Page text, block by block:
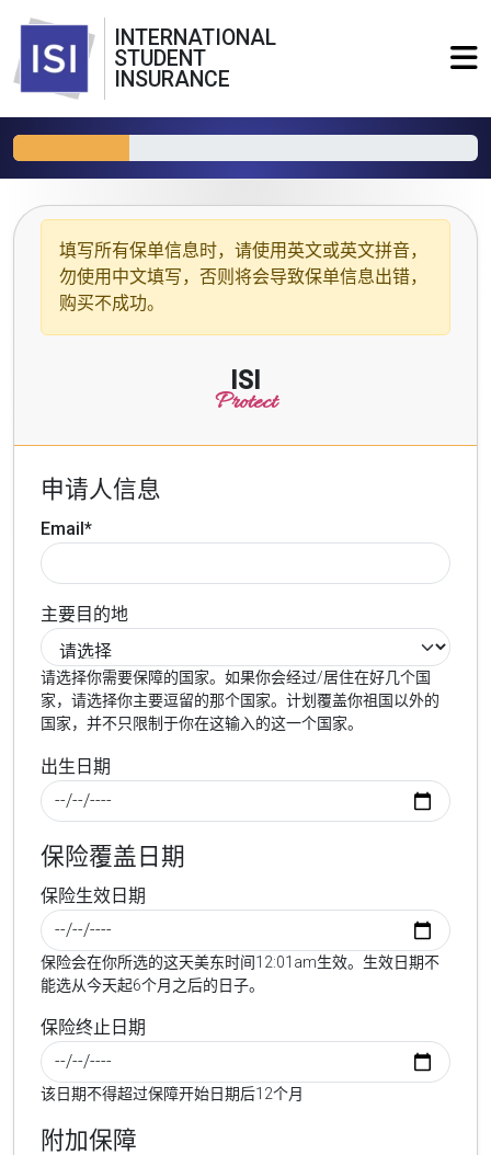
INTERNATIONAL
STUDENT
INSURANCE
填写所有保单信息时，请使用 英文或英文拼音，
勿使用中文填写，否则将会导致保单信息出错，
购买不成功。
ISI
Protect
申请人信息
Email*
主要目的地
请选择你需要保障的国家。如果你会经过/居住在好几个国
家，请选择你主要逗留的那个国家。计划覆盖你祖国以外的
国家，并不只限制于你在这输入的这一个国家。
出生日期
保险覆盖日期
保险生效日期
保险会在你所选的这天美东时间12:01am生效。生效日期不
能选从今天起6个月之后的日子。
保险终止日期
该日期不得超过保障开始日期后12个月
附加保障